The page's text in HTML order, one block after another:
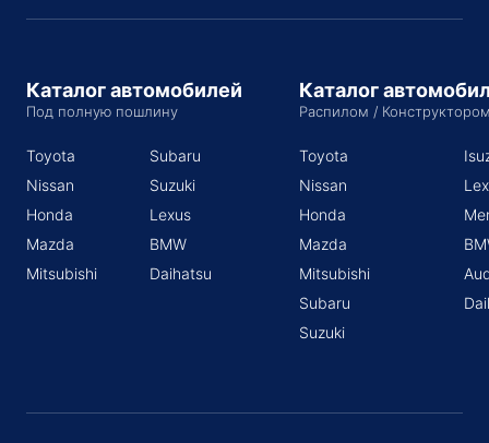
Каталог автомобилей
Под полную пошлину
Toyota
Nissan
Honda
Mazda
Mitsubishi
Subaru
Suzuki
Lexus
BMW
Daihatsu
Каталог
Распилом /
Toyota
Nissan
Honda
Mazda
Mitsubishi
Subaru
Suzuki